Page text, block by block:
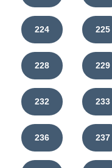
224 225
228 229
232 233
236 237